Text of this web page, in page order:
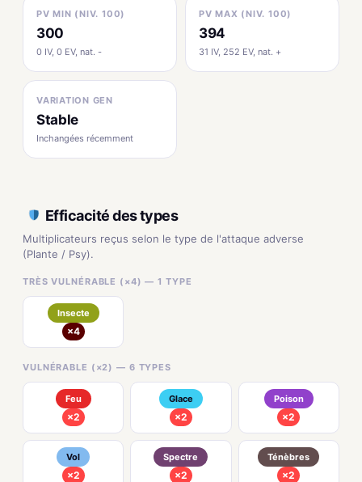
PV MIN (NIV. 100)
300
0 IV, 0 EV, nat. -
PV MAX (NIV. 100)
394
31 IV, 252 EV, nat. +
VARIATION GEN
Stable
Inchangées récemment
Efficacité des types
Multiplicateurs reçus selon le type de l'attaque adverse
(Plante / Psy).
TRÈS VULNÉRABLE (×4) — 1 TYPE
Insecte
×4
VULNÉRABLE (×2) — 6 TYPES
Feu
×2
Glace
×2
Poison
×2
Vol
×2
Spectre
×2
Ténèbres
×2